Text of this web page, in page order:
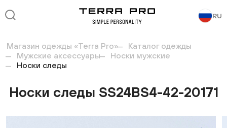
RU
Магазин одежды «Terra Pro»
Каталог одежды
Мужские аксессуары
Носки мужские
Носки следы
Носки следы SS24BS4-42-20171